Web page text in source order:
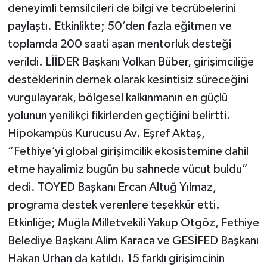
deneyimli temsilcileri de bilgi ve tecrübelerini
paylaştı. Etkinlikte; 50’den fazla eğitmen ve
toplamda 200 saati aşan mentorluk desteği
verildi. LİİDER Başkanı Volkan Büber, girişimciliğe
desteklerinin dernek olarak kesintisiz süreceğini
vurgulayarak, bölgesel kalkınmanın en güçlü
yolunun yenilikçi fikirlerden geçtiğini belirtti.
Hipokampüs Kurucusu Av. Eşref Aktaş,
“Fethiye’yi global girişimcilik ekosistemine dahil
etme hayalimiz bugün bu sahnede vücut buldu”
dedi. TOYED Başkanı Ercan Altuğ Yılmaz,
programa destek verenlere teşekkür etti.
Etkinliğe; Muğla Milletvekili Yakup Otgöz, Fethiye
Belediye Başkanı Alim Karaca ve GESİFED Başkanı
Hakan Urhan da katıldı. 15 farklı girişimcinin